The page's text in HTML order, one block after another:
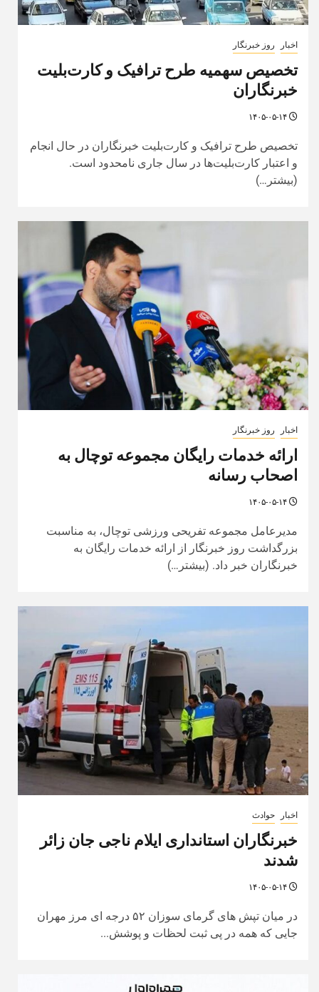
اخبار روز خبرنگار
تخصیص سهمیه طرح ترافیک و کارت‌بلیت
خبرنگاران
تخصیص طرح ترافیک و کارت‌بلیت خبرنگاران در حال انجام
و اعتبار کارت‌بلیت‌ها در سال جاری نامحدود است.
(بیشتر…)
اخبار روز خبرنگار
ارائه خدمات رایگان مجموعه توچال به
اصحاب رسانه
مدیرعامل مجموعه تفریحی ورزشی توچال، به مناسبت
بزرگداشت روز خبرنگار از ارائه خدمات رایگان به
خبرنگاران خبر داد. (بیشتر…)
اخبار حوادث
خبرنگاران استانداری ایلام ناجی جان زائر
شدند
در میان تپش های گرمای سوزان ۵۲ درجه ای مرز مهران
جایی که همه در پی ثبت لحظات و پوشش...